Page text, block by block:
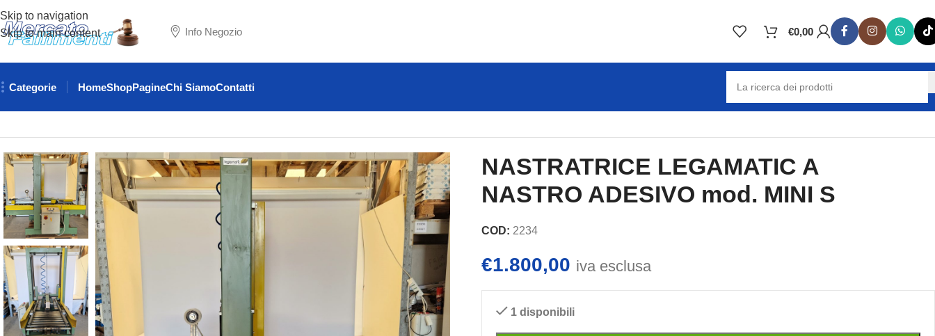
Skip to navigation
Skip to main content
Info Negozio €0,00
Categorie HomeShopPagineChi SiamoContatti
NASTRATRICE LEGAMATIC A
NASTRO ADESIVO mod. MINI S
COD: 2234
€1.800,00 iva esclusa
1 disponibili